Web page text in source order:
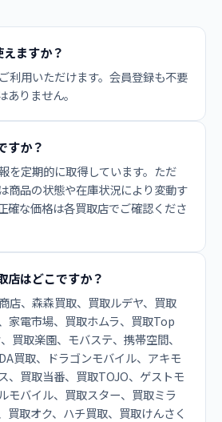
ますか？
利用いただけます。会員登録も不要
りません。
すか？
を定期的に取得しています。ただ
商品の状態や在庫状況により変動す
確な価格は各買取店でご確認くださ
店はどこですか？
店、森森買取、買取ルデヤ、買取
家電市場、買取ホムラ、買取Top
買取楽園、モバステ、携帯空間、
買取、ドラゴンモバイル、アキモ
、買取当番、買取TOJO、ゲストモ
モバイル、買取スター、買取ミラ
買取オク、ハチ買取、買取けんさく